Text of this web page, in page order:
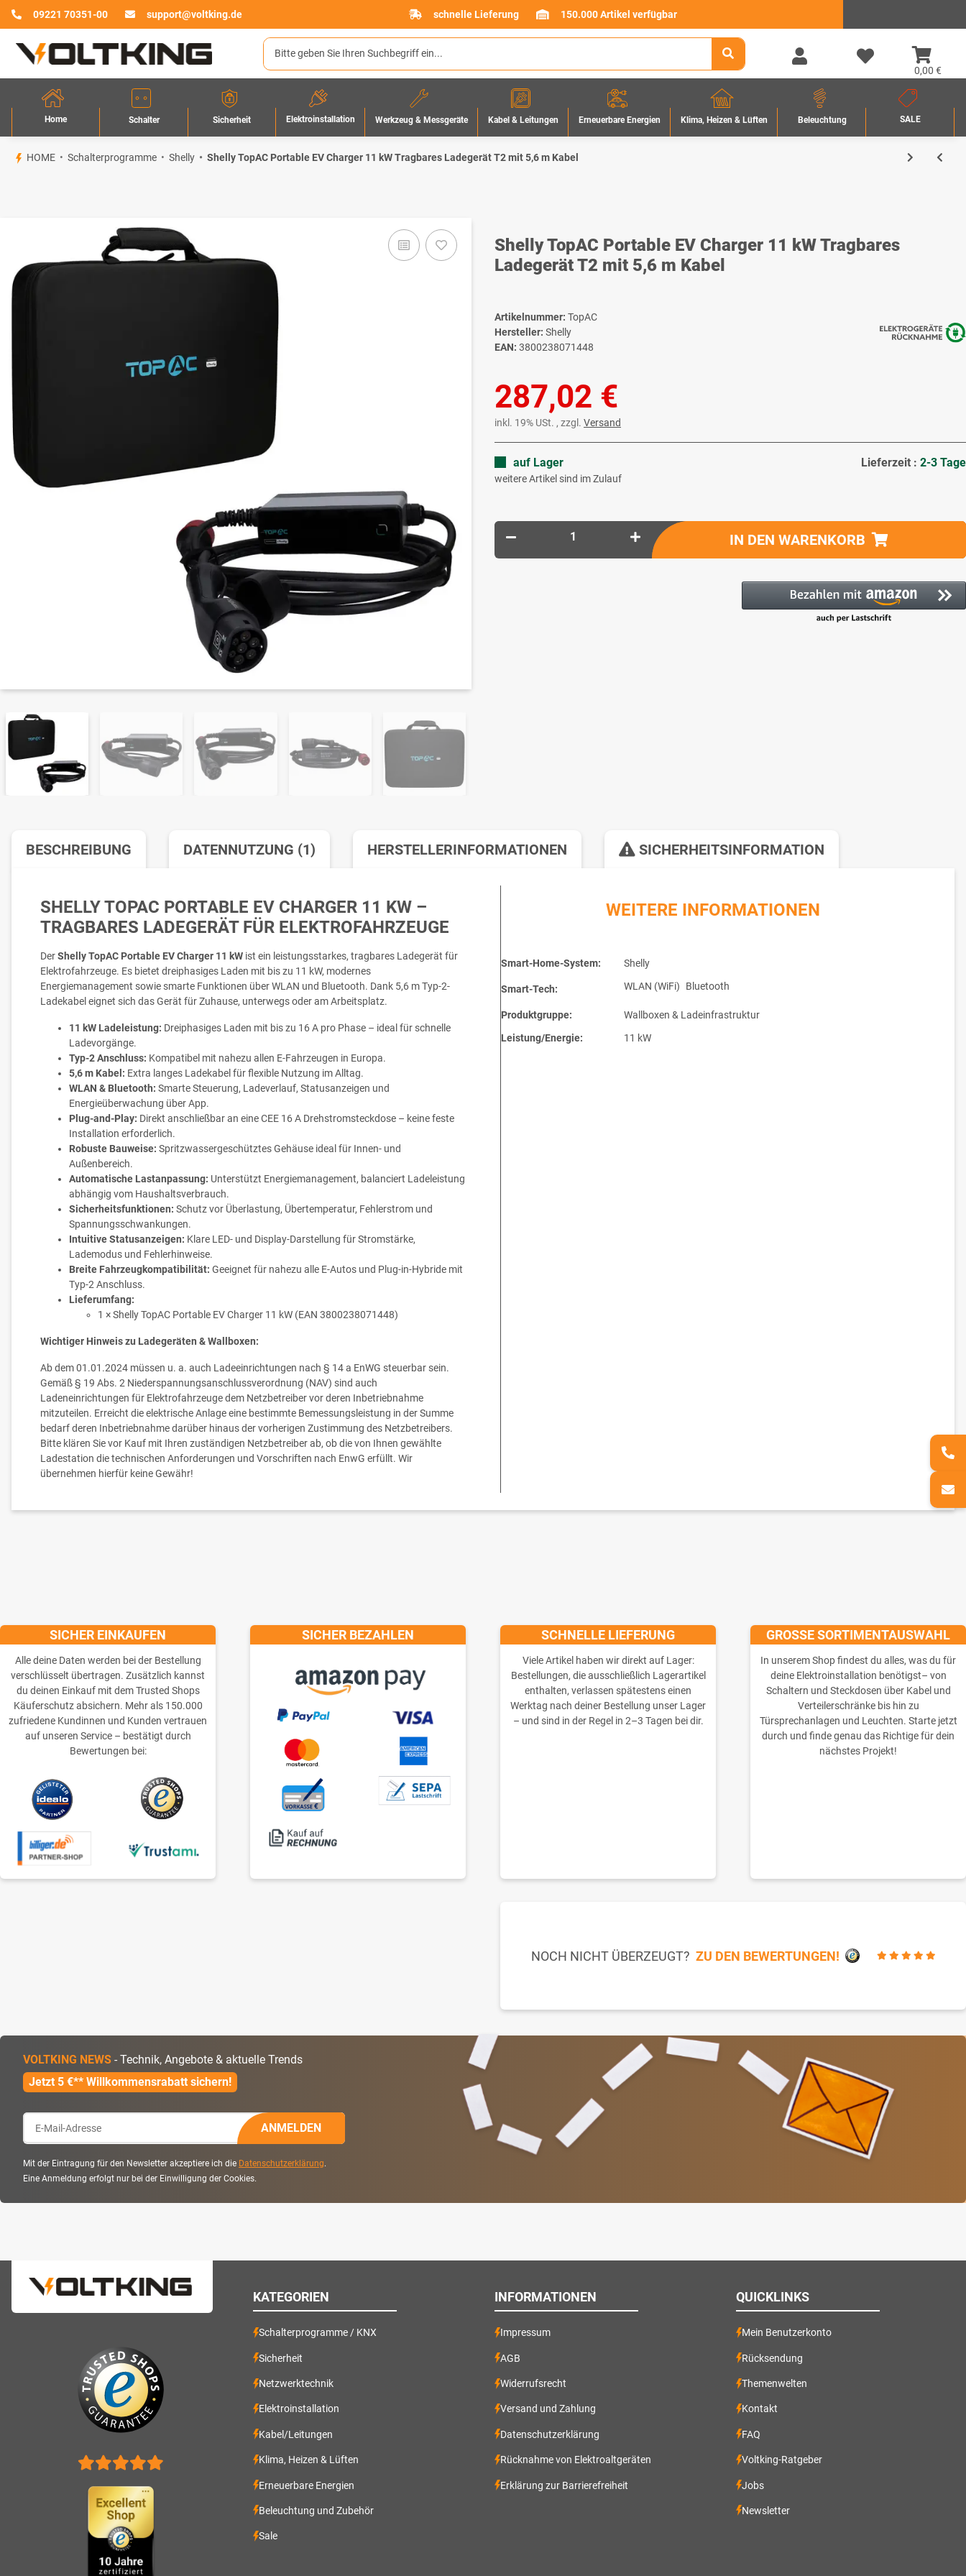
09221 70351-00 support@voltking.de schnelle Lieferung 150.000 Artikel verfügbar
0,00 €
Home Schalter Sicherheit Elektroinstallation Werkzeug & Messgeräte Kabel & Leitungen Erneuerbare Energien Klima, Heizen & Lüften Beleuchtung SALE
HOME Schalterprogramme Shelly Shelly TopAC Portable EV Charger 11 kW Tragbares Ladegerät T2 mit 5,6 m Kabel
Shelly TopAC Portable EV Charger 11 kW Tragbares
Ladegerät T2 mit 5,6 m Kabel
Artikelnummer: TopAC
Hersteller: Shelly
EAN: 3800238071448
287,02 €
inkl. 19% USt. , zzgl. Versand
auf Lager Lieferzeit : 2-3 Tage
weitere Artikel sind im Zulauf
IN DEN WARENKORB
BESCHREIBUNG DATENNUTZUNG (1) HERSTELLERINFORMATIONEN SICHERHEITSINFORMATION
SHELLY TOPAC PORTABLE EV CHARGER 11 KW –
TRAGBARES LADEGERÄT FÜR ELEKTROFAHRZEUGE
DerShelly TopAC Portable EV Charger 11 kW ist ein leistungsstarkes, tragbares Ladegerät für
Elektrofahrzeuge. Es bietet dreiphasiges Laden mit bis zu 11 kW, modernes
Energiemanagement sowie smarte Funktionen über WLAN und Bluetooth. Dank 5,6 m Typ-2-
Ladekabel eignet sich das Gerät für Zuhause, unterwegs oder am Arbeitsplatz.
11 kW Ladeleistung: Dreiphasiges Laden mit bis zu 16 A pro Phase – ideal für schnelle
Ladevorgänge.
Typ-2 Anschluss: Kompatibel mit nahezu allen E-Fahrzeugen in Europa.
5,6 m Kabel: Extra langes Ladekabel für flexible Nutzung im Alltag.
WLAN & Bluetooth: Smarte Steuerung, Ladeverlauf, Statusanzeigen und
Energieüberwachung über App.
Plug-and-Play: Direkt anschließbar an eine CEE 16 A Drehstromsteckdose – keine feste
Installation erforderlich.
Robuste Bauweise: Spritzwassergeschütztes Gehäuse ideal für Innen- und
Außenbereich.
Automatische Lastanpassung: Unterstützt Energiemanagement, balanciert Ladeleistung
abhängig vom Haushaltsverbrauch.
Sicherheitsfunktionen: Schutz vor Überlastung, Übertemperatur, Fehlerstrom und
Spannungsschwankungen.
Intuitive Statusanzeigen: Klare LED- und Display-Darstellung für Stromstärke,
Lademodus und Fehlerhinweise.
Breite Fahrzeugkompatibilität: Geeignet für nahezu alle E-Autos und Plug-in-Hybride mit
Typ-2 Anschluss.
Lieferumfang:
1 × Shelly TopAC Portable EV Charger 11 kW (EAN 3800238071448)
Wichtiger Hinweis zu Ladegeräten & Wallboxen:
Ab dem 01.01.2024 müssen u. a. auch Ladeeinrichtungen nach § 14 a EnWG steuerbar sein.
Gemäß § 19 Abs. 2 Niederspannungsanschlussverordnung (NAV) sind auch
Ladeneinrichtungen für Elektrofahrzeuge dem Netzbetreiber vor deren Inbetriebnahme
mitzuteilen. Erreicht die elektrische Anlage eine bestimmte Bemessungsleistung in der Summe
bedarf deren Inbetriebnahme darüber hinaus der vorherigen Zustimmung des Netzbetreibers.
Bitte klären Sie vor Kauf mit Ihren zuständigen Netzbetreiber ab, ob die von Ihnen gewählte
Ladestation die technischen Anforderungen und Vorschriften nach EnwG erfüllt. Wir
übernehmen hierfür keine Gewähr!
WEITERE INFORMATIONEN
Smart-Home-System: Shelly
Smart-Tech: WLAN (WiFi) Bluetooth
Produktgruppe:
Wallboxen & Ladeinfrastruktur
Leistung/Energie:
11 kW
VOLTKING NEWS - Technik, Angebote & aktuelle Trends
Jetzt 5 €** Willkommensrabatt sichern!
ANMELDEN
Mit der Eintragung für den Newsletter akzeptiere ich die Datenschutzerklärung.
Eine Anmeldung erfolgt nur bei der Einwilligung der Cookies.
SICHER EINKAUFEN
Alle deine Daten werden bei der Bestellung
verschlüsselt übertragen. Zusätzlich kannst
du deinen Einkauf mit dem Trusted Shops
Käuferschutz absichern. Mehr als 150.000
zufriedene Kundinnen und Kunden vertrauen
auf unseren Service – bestätigt durch
Bewertungen bei:
SICHER BEZAHLEN SCHNELLE LIEFERUNG
Viele Artikel haben wir direkt auf Lager:
Bestellungen, die ausschließlich Lagerartikel
enthalten, verlassen spätestens einen
Werktag nach deiner Bestellung unser Lager
– und sind in der Regel in 2–3 Tagen bei dir.
GROSSE SORTIMENTAUSWAHL
In unserem Shop findest du alles, was du für
deine Elektroinstallation benötigst– von
Schaltern und Steckdosen über Kabel und
Verteilerschränke bis hin zu
Türsprechanlagen und Leuchten. Starte jetzt
durch und finde genau das Richtige für dein
nächstes Projekt!
NOCH NICHT ÜBERZEUGT? ZU DEN BEWERTUNGEN!
KATEGORIEN
Schalterprogramme / KNX
Sicherheit
Netzwerktechnik
Elektroinstallation
Kabel/Leitungen
Klima, Heizen & Lüften
Erneuerbare Energien
Beleuchtung und Zubehör
Sale
INFORMATIONEN
Impressum
AGB
Widerrufsrecht
Versand und Zahlung
Datenschutzerklärung
Rücknahme von Elektroaltgeräten
Erklärung zur Barrierefreiheit
QUICKLINKS
Mein Benutzerkonto
Rücksendung
Themenwelten
Kontakt
FAQ
Voltking-Ratgeber
Jobs
Newsletter